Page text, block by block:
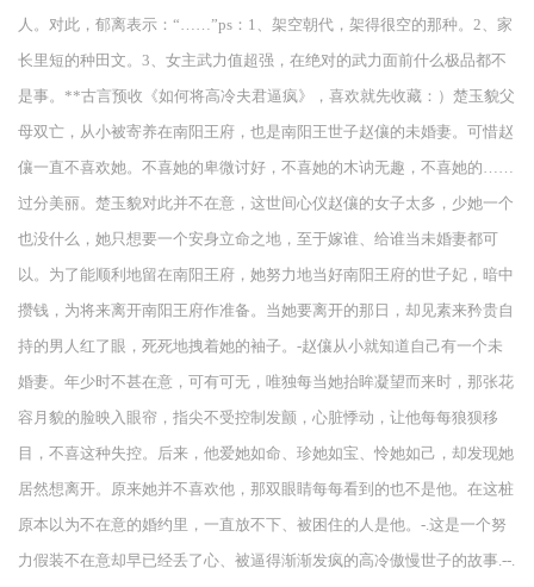
人。对此，郁离表示：“……”ps：1、架空朝代，架得很空的那种。2、家
长里短的种田文。3、女主武力值超强，在绝对的武力面前什么极品都不
是事。**古言预收《如何将高冷夫君逼疯》，喜欢就先收藏：）楚玉貌父
母双亡，从小被寄养在南阳王府，也是南阳王世子赵儴的未婚妻。可惜赵
儴一直不喜欢她。不喜她的卑微讨好，不喜她的木讷无趣，不喜她的……
过分美丽。楚玉貌对此并不在意，这世间心仪赵儴的女子太多，少她一个
也没什么，她只想要一个安身立命之地，至于嫁谁、给谁当未婚妻都可
以。为了能顺利地留在南阳王府，她努力地当好南阳王府的世子妃，暗中
攒钱，为将来离开南阳王府作准备。当她要离开的那日，却见素来矜贵自
持的男人红了眼，死死地拽着她的袖子。-赵儴从小就知道自己有一个未
婚妻。年少时不甚在意，可有可无，唯独每当她抬眸凝望而来时，那张花
容月貌的脸映入眼帘，指尖不受控制发颤，心脏悸动，让他每每狼狈移
目，不喜这种失控。后来，他爱她如命、珍她如宝、怜她如己，却发现她
居然想离开。原来她并不喜欢他，那双眼睛每每看到的也不是他。在这桩
原本以为不在意的婚约里，一直放不下、被困住的人是他。-.这是一个努
力假装不在意却早已经丢了心、被逼得渐渐发疯的高冷傲慢世子的故事.--.